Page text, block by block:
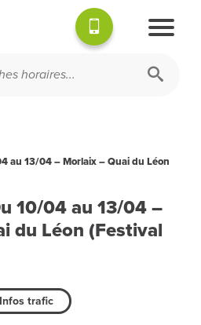
au 13/04 – Morlaix – Quai du Léon
10/04 au 13/04 –
du Léon (Festival
Infos trafic